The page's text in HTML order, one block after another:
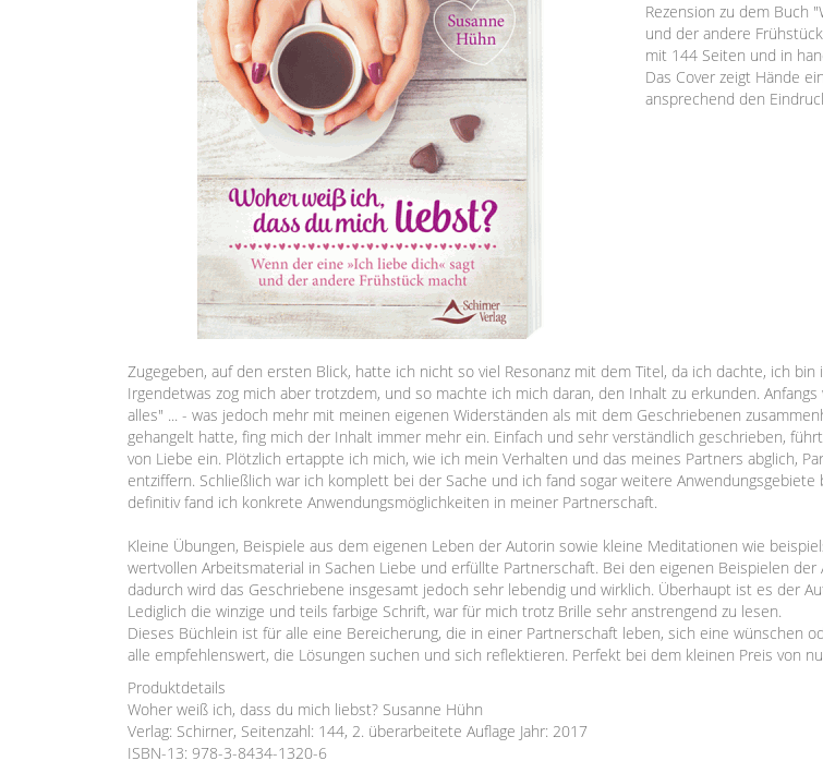
Rezension zu dem Buch
und der andere
mit 144 Seiten und in
Das Cover zeigt Hände
ansprechend den
Zugegeben, auf den ersten Blick, hatte ich nicht so viel Resonanz mit dem Titel, da ich dachte, ich
Irgendetwas zog mich aber trotzdem, und so machte ich mich daran, den Inhalt zu erkunden.
alles" ... - was jedoch mehr mit meinen eigenen Widerständen als mit dem Geschriebenen
gehangelt hatte, fing mich der Inhalt immer mehr ein. Einfach und sehr verständlich geschrieben,
von Liebe ein. Plötzlich ertappte ich mich, wie ich mein Verhalten und das meines Partners abglich,
entziffern. Schließlich war ich komplett bei der Sache und ich fand sogar weitere
definitiv fand ich konkrete Anwendungsmöglichkeiten in meiner Partnerschaft.
Kleine Übungen, Beispiele aus dem eigenen Leben der Autorin sowie kleine Meditationen wie
wertvollen Arbeitsmaterial in Sachen Liebe und erfüllte Partnerschaft. Bei den eigenen Beispielen
dadurch wird das Geschriebene insgesamt jedoch sehr lebendig und wirklich. Überhaupt ist es der
Lediglich die winzige und teils farbige Schrift, war für mich trotz Brille sehr anstrengend zu lesen.
Dieses Büchlein ist für alle eine Bereicherung, die in einer Partnerschaft leben, sich eine wünschen
alle empfehlenswert, die Lösungen suchen und sich reflektieren. Perfekt bei dem kleinen Preis von
Produktdetails
Woher weiß ich, dass du mich liebst? Susanne Hühn
Verlag: Schirner, Seitenzahl: 144, 2. überarbeitete Auflage Jahr: 2017
ISBN-13: 978-3-8434-1320-6